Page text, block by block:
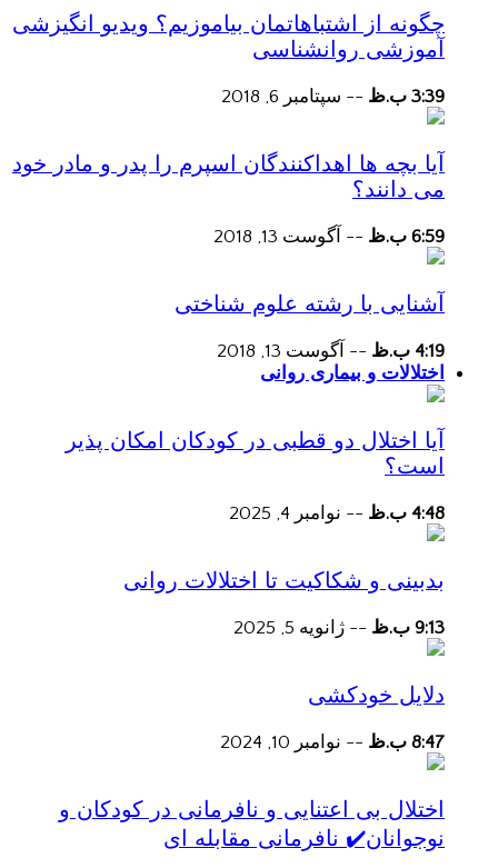
چگونه از اشتباهاتمان بیاموزیم؟ ویدیو انگیزشی
آموزشی روانشناسی
3:39 ب.ظ -- سپتامبر 6, 2018
آیا بچه ها اهداکنندگان اسپرم را پدر و مادر خود
می دانند؟
6:59 ب.ظ -- آگوست 13, 2018
آشنایی با رشته علوم شناختی
4:19 ب.ظ -- آگوست 13, 2018
اختلالات و بیماری روانی
آیا اختلال دو قطبی در کودکان امکان پذیر
است؟
4:48 ب.ظ -- نوامبر 4, 2025
بدبینی و شکاکیت تا اختلالات روانی
9:13 ب.ظ -- ژانویه 5, 2025
دلایل خودکشی
8:47 ب.ظ -- نوامبر 10, 2024
اختلال بی اعتنایی و نافرمانی در کودکان و
نوجوانان✔️ نافرمانی مقابله ای